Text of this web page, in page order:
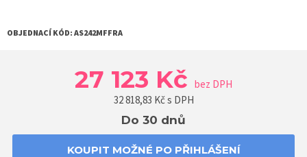
OBJEDNACÍ KÓD: AS242MFFRA
27 123 Kč bez DPH
32 818,83 Kč s DPH
Do 30 dnů
KOUPIT MOŽNÉ PO PŘIHLÁŠENÍ